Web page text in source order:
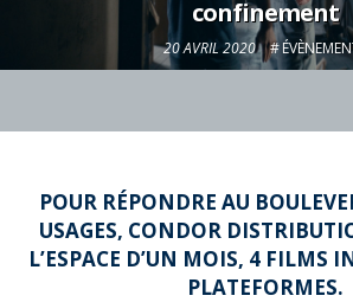
confinement
20 AVRIL 2020
POUR RÉPONDRE AU
USAGES, CONDOR
L’ESPACE D’UN MOIS, 4 FILMS
PLATEFORMES.